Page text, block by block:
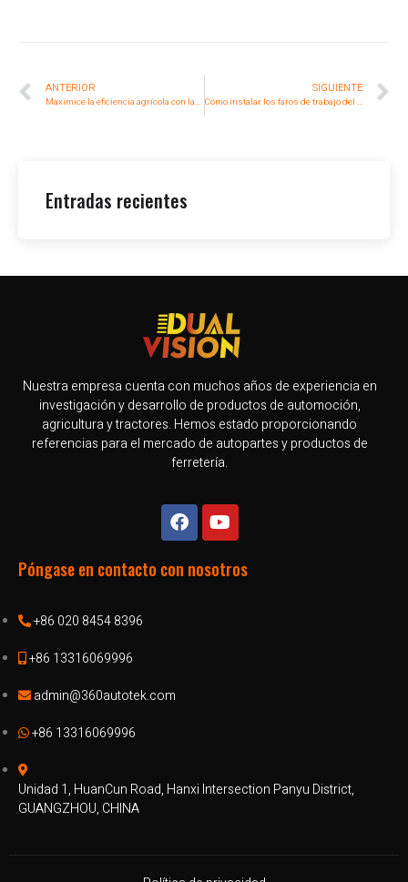
ANTERIOR
Maximice la eficiencia agrícola con las luces de trabajo LED para tractores
SIGUIENTE
Cómo instalar los faros de trabajo del tractor para mejorar la visibilidad nocturna
Entradas recientes
Nuestra empresa cuenta con muchos años de experiencia en
investigación y desarrollo de productos de automoción,
agricultura y tractores. Hemos estado proporcionando
referencias para el mercado de autopartes y productos de
ferretería.
Póngase en contacto con nosotros
+86 020 8454 8396
+86 13316069996
admin@360autotek.com
+86 13316069996
Unidad 1, HuanCun Road, Hanxi Intersection Panyu District,
GUANGZHOU, CHINA